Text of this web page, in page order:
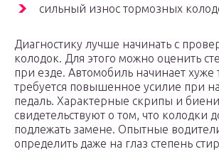
сильный износ тормозных
Диагностику лучше начинать с
колодок. Для этого можно оценить
при езде. Автомобиль начинает хуже
требуется повышенное усилие при
педаль. Характерные скрипы и
свидетельствуют о том, что колодки
подлежать замене. Опытные
определить даже на глаз степень